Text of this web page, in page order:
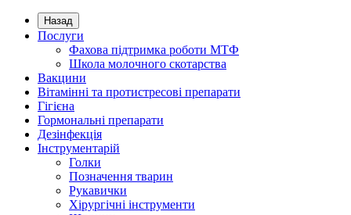
Назад
Послуги
Фахова підтримка роботи МТФ
Школа молочного скотарства
Вакцини
Вітамінні та протистресові препарати
Гігієна
Гормональні препарати
Дезінфекція
Інструментарій
Голки
Позначення тварин
Рукавички
Хірургічні інструменти